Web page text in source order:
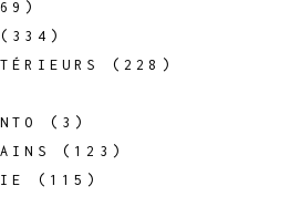
(228)
(3)
(123)
(115)